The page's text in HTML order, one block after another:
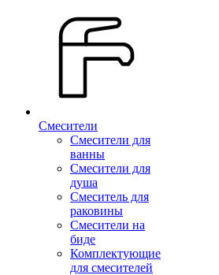
Смесители
Смесители для
ванны
Смесители для
душа
Смеситель для
раковины
Смесители на
биде
Комплектующие
для смесителей